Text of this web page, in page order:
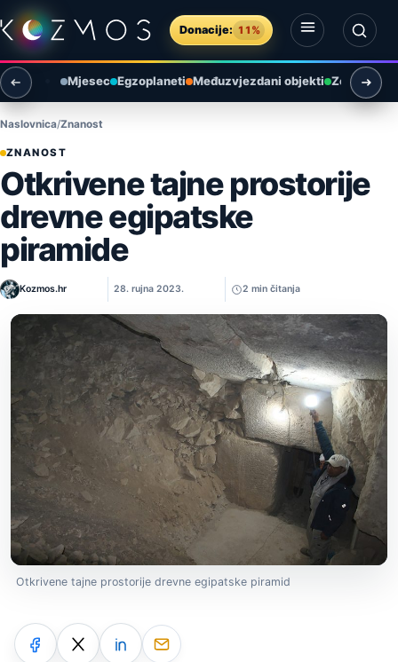
Preskoči na sadržaj
Donacije: 11%
Otvori izbornik
Otvori pretragu
Mjesec Egzoplaneti Međuzvjezdani objekti Zemlja i
Naslovnica Znanost
ZNANOST
Otkrivene tajne prostorije
drevne egipatske
piramide
Kozmos.hr 28. rujna 2023. 2 min čitanja
Otkrivene tajne prostorije drevne egipatske piramid